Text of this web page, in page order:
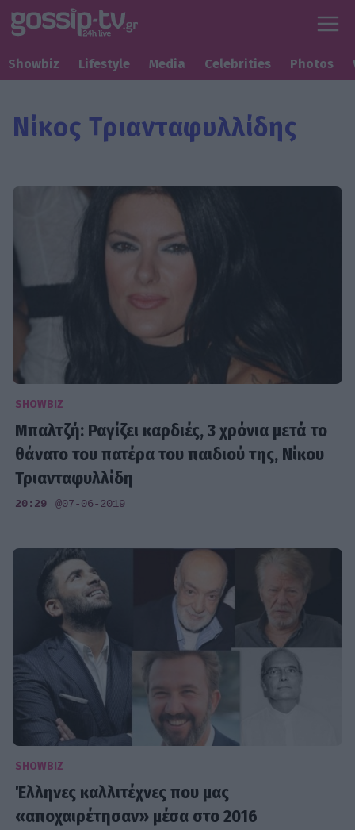
Showbiz Lifestyle Media Celebrities Photos
Νίκος Τριανταφυλλίδης
SHOWBIZ
Μπαλτζή: Ραγίζει καρδιές, 3 χρόνια μετά το
θάνατο του πατέρα του παιδιού της, Νίκου
Τριανταφυλλίδη
20:29 @07-06-2019
SHOWBIZ
Έλληνες καλλιτέχνες που μας
«αποχαιρέτησαν» μέσα στο 2016